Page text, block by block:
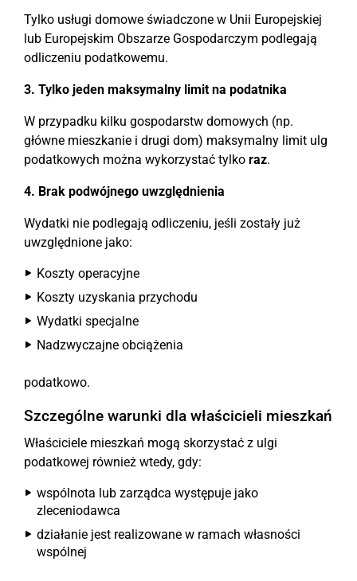
Tylko usługi domowe świadczone w Unii Europejskiej
lub Europejskim Obszarze Gospodarczym podlegają
odliczeniu podatkowemu.
3. Tylko jeden maksymalny limit na podatnika
W przypadku kilku gospodarstw domowych (np.
główne mieszkanie i drugi dom) maksymalny limit ulg
podatkowych można wykorzystać tylko raz.
4. Brak podwójnego uwzględnienia
Wydatki nie podlegają odliczeniu, jeśli zostały już
uwzględnione jako:
Koszty operacyjne
Koszty uzyskania przychodu
Wydatki specjalne
Nadzwyczajne obciążenia
podatkowo.
Szczególne warunki dla właścicieli mieszkań
Właściciele mieszkań mogą skorzystać z ulgi
podatkowej również wtedy, gdy:
wspólnota lub zarządca występuje jako
zleceniodawca
działanie jest realizowane w ramach własności
wspólnej